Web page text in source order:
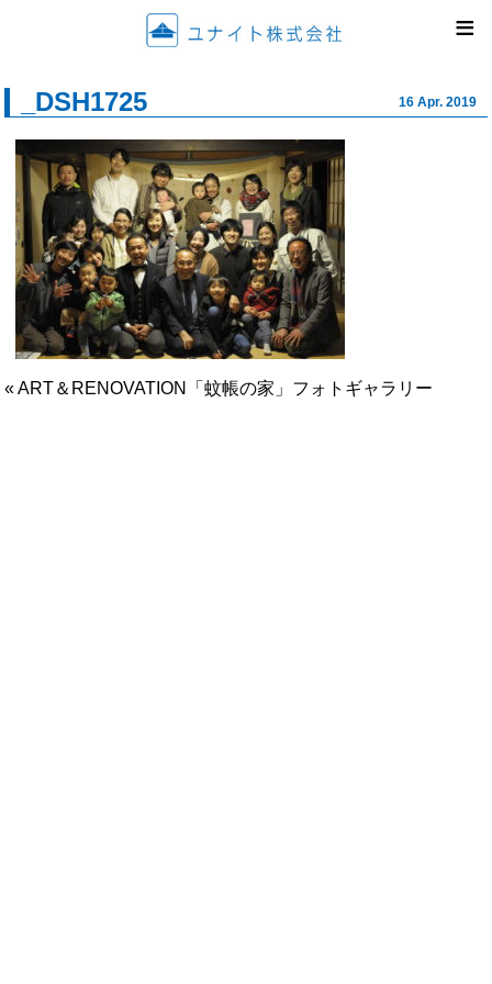
ユナイ
≡
_DSH1725 16 Apr. 2019
« ART＆RENOVATION「蚊帳の家」フォトギャラリー